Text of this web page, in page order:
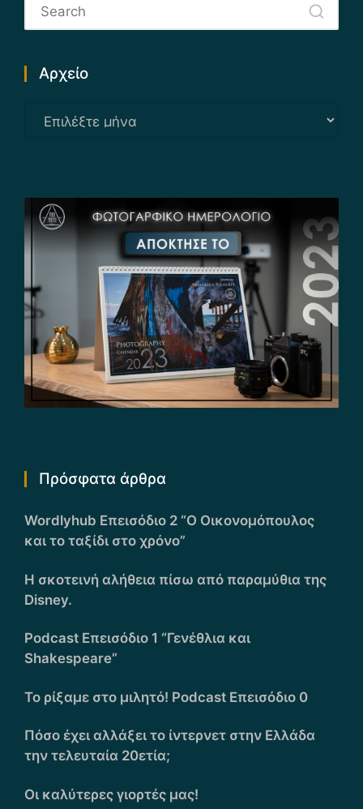
Αρχείο
Αρχείο
Πρόσφατα άρθρα
Wordlyhub Επεισόδιο 2 “Ο Οικονομόπουλος
και το ταξίδι στο χρόνο”
Η σκοτεινή αλήθεια πίσω από παραμύθια της
Disney.
Podcast Επεισόδιο 1 “Γενέθλια και
Shakespeare”
Το ρίξαμε στο μιλητό! Podcast Επεισόδιο 0
Πόσο έχει αλλάξει το ίντερνετ στην Ελλάδα
την τελευταία 20ετία;
Οι καλύτερες γιορτές μας!